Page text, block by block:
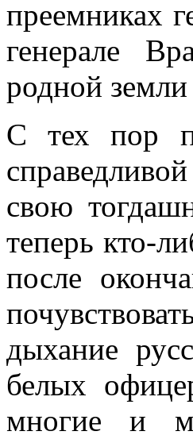
преемниках
генерале
родной
С тех пор
свою
теперь кто-
после
дыхание
белых
многие и